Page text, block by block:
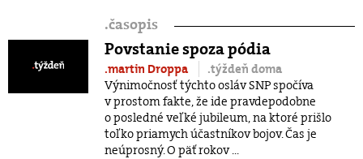
.časopis
Povstanie spoza pódia
.martin Droppa
.týždeň doma
Výnimočnosť týchto osláv SNP spočíva
v prostom fakte, že ide pravdepodobne
o posledné veľké jubileum, na ktoré prišlo
toľko priamych účastníkov bojov. Čas je
neúprosný. O päť rokov ...